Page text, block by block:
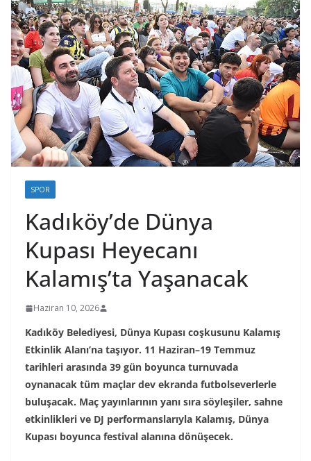
SPOR
Kadıköy’de Dünya
Kupası Heyecanı
Kalamış’ta Yaşanacak
Haziran 10, 2026
Kadıköy Belediyesi, Dünya Kupası coşkusunu Kalamış
Etkinlik Alanı’na taşıyor. 11 Haziran–19 Temmuz
tarihleri arasında 39 gün boyunca turnuvada
oynanacak tüm maçlar dev ekranda futbolseverlerle
buluşacak. Maç yayınlarının yanı sıra söyleşiler, sahne
etkinlikleri ve DJ performanslarıyla Kalamış, Dünya
Kupası boyunca festival alanına dönüşecek.